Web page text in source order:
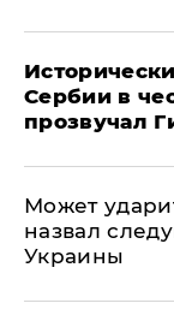
Сербии в
прозвучал
Может
назвал
Украины